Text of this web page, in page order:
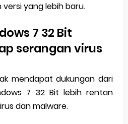
yang lebih baru.
7 32 Bit
serangan virus
mendapat dukungan dari
7 32 Bit lebih rentan
dan malware.